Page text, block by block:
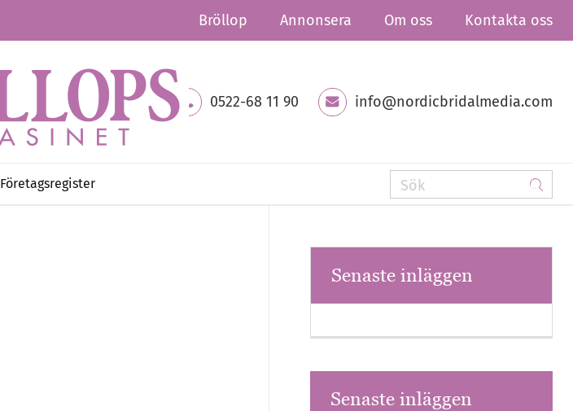
Bröllop Annonsera Om oss Kontakta oss
0522-68 11 90 info@nordicbridalmedia.com
Företagsregister
Senaste inläggen
Senaste inläggen